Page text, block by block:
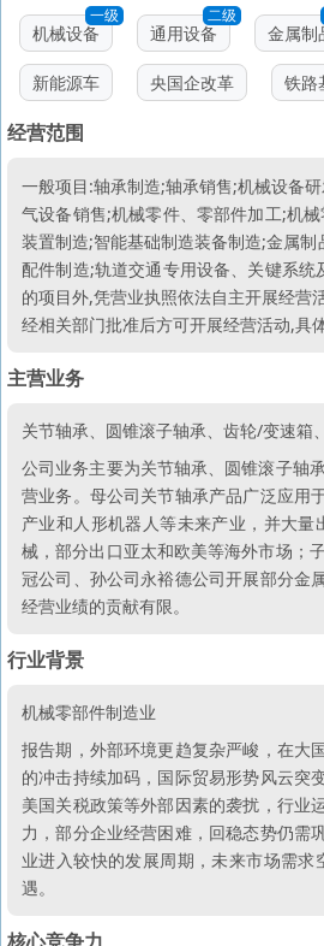
一级
机械设备
二级
通用设备 金属制
新能源车 央国企改革 铁路
经营范围
一般项目:轴承制造;轴承销售;机械设备
气设备销售;机械零件、零部件加工;机
装置制造;智能基础制造装备制造;金属
配件制造;轨道交通专用设备、关键系
的项目外,凭营业执照依法自主开展经营
经相关部门批准后方可开展经营活动,具
主营业务
关节轴承、圆锥滚子轴承、齿轮/变速箱
公司业务主要为关节轴承、圆锥滚子轴
营业务。母公司关节轴承产品广泛应用
产业和人形机器人等未来产业，并大
械，部分出口亚太和欧美等海外市场；
冠公司、孙公司永裕德公司开展部分金
经营业绩的贡献有限。
行业背景
机械零部件制造业
报告期，外部环境更趋复杂严峻，在大
的冲击持续加码，国际贸易形势风云突
美国关税政策等外部因素的袭扰，行业
力，部分企业经营困难，回稳态势仍需
业进入较快的发展周期，未来市场需
遇。